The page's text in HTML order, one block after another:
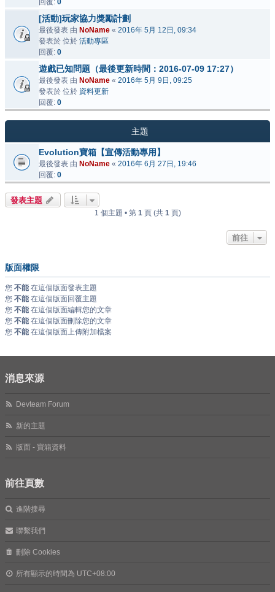
回覆: 0
[活動]玩家協力獎勵計劃
最後發表 由 NoName « 2016年 5月 12日, 09:34
發表於 位於 活動專區
回覆: 0
遊戲已知問題（最後更新時間：2016-07-09 17:27）
最後發表 由 NoName « 2016年 5月 9日, 09:25
發表於 位於 資料更新
回覆: 0
主題
Evolution寶箱【宣傳活動專用】
最後發表 由 NoName « 2016年 6月 27日, 19:46
回覆: 0
發表主題
1 個主題 • 第 1頁 (共 1頁)
前往
版面權限
您 不能在這個版面發表主題
您 不能在這個版面回覆主題
您 不能在這個版面編輯您的文章
您 不能在這個版面刪除您的文章
您 不能在這個版面上傳附加檔案
消息來源
Devteam Forum
新的主題
版面 - 寶箱資料
前往頁數
進階搜尋
聯繫我們
刪除 Cookies
所有顯示的時間為 UTC+08:00